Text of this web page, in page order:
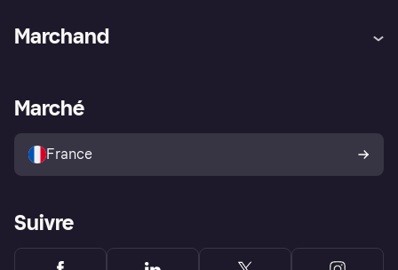
Explorez les magasins
Politique de protection de
l’acheteur Klarna
Marchand
Portail Marchand
Marché
France
Suivre